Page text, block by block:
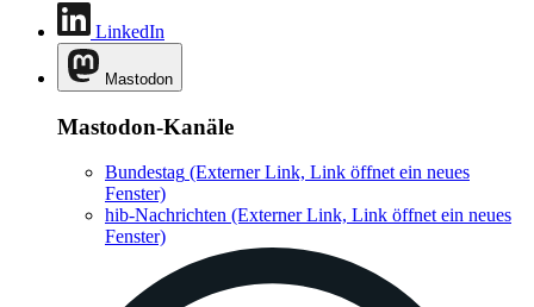
LinkedIn
Mastodon
Mastodon-Kanäle
Bundestag (Externer Link, Link öffnet ein neues
Fenster)
hib-Nachrichten (Externer Link, Link öffnet ein neues
Fenster)